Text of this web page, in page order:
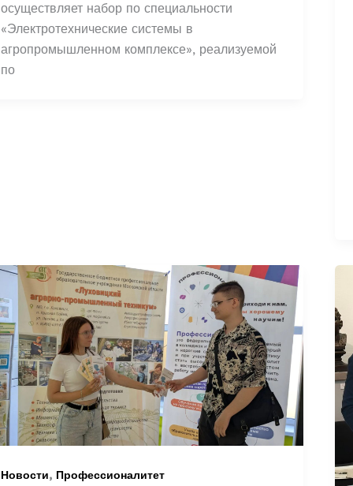
осуществляет набор по специальности
«Электротехнические системы в
агропромышленном комплексе», реализуемой
по
Новости, Профессионалитет